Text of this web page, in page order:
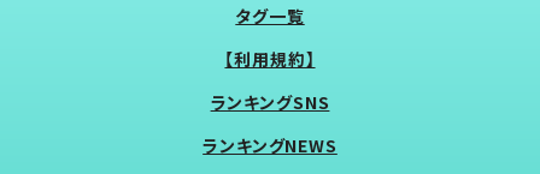
タグ一覧
【利用規約】
ランキングSNS
ランキングNEWS